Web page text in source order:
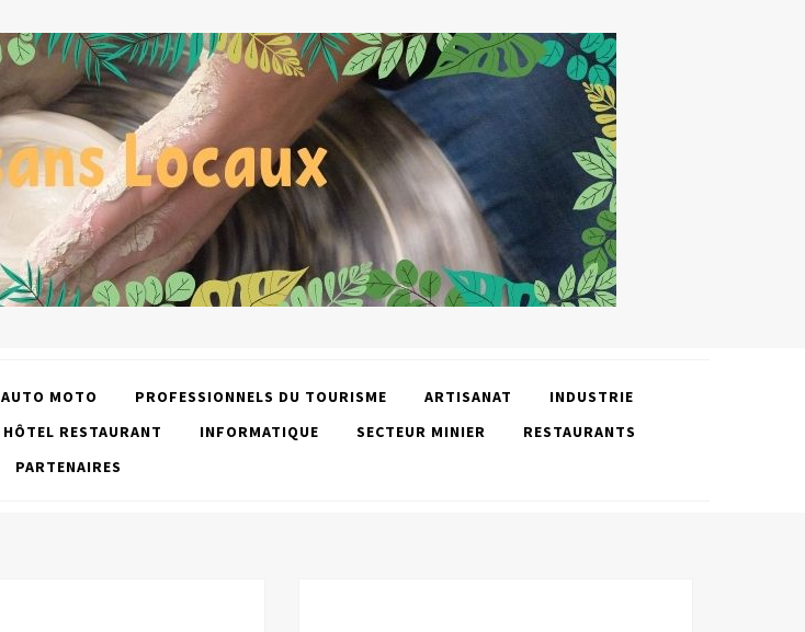
AUTO MOTO PROFESSIONNELS DU TOURISME ARTISANAT
INDUSTRIE
HÔTEL RESTAURANT INFORMATIQUE SECTEUR MINIER
RESTAURANTS
PARTENAIRES